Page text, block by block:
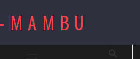
MAMBU